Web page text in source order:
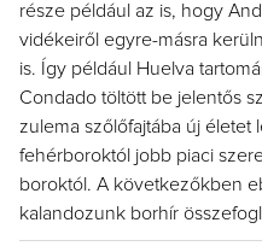
része például az is, hogy
vidékeiről egyre-másra
is. Így például Huelva
Condado töltött be jelentős
zulema szőlőfajtába új életet
fehérboroktól jobb piaci
boroktól. A következőkben
kalandozunk borhír